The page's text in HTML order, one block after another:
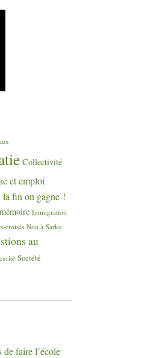
Collectivité
et emploi
fin on gagne !
Immigration
croisés Non à Sarko
au
Société
faire l’école